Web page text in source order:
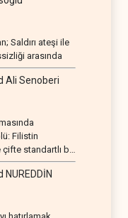
Saldırı ateşi ile
arasında
Ali Senoberi
Filistin
standartlı bir